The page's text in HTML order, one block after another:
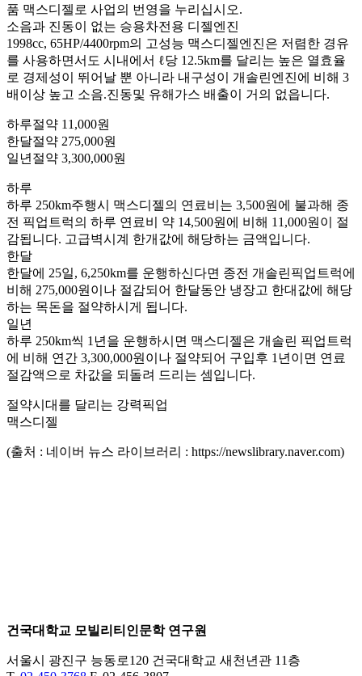
품 맥스디젤로 사업의 번영을 누리십시오.
소음과 진동이 없는 승용차전용 디젤엔진
1998cc, 65HP/4400rpm의 고성능 맥스디젤엔진은 저렴한 경유
를 사용하면서도 시내에서 ℓ당 12.5km를 달리는 높은 열효율
로 경제성이 뛰어날 뿐 아니라 내구성이 개솔린엔진에 비해 3
배이상 높고 소음.진동및 유해가스 배출이 거의 없읍니다.
하루절약 11,000원
한달절약 275,000원
일년절약 3,300,000원
하루
하루 250km주행시 맥스디젤의 연료비는 3,500원에 불과해 종
전 픽업트럭의 하루 연료비 약 14,500원에 비해 11,000원이 절
감됩니다. 고급벽시계 한개값에 해당하는 금액입니다.
한달
한달에 25일, 6,250km를 운행하신다면 종전 개솔린픽업트럭에
비해 275,000원이나 절감되어 한달동안 냉장고 한대값에 해당
하는 목돈을 절약하시게 됩니다.
일년
하루 250km씩 1년을 운행하시면 맥스디젤은 개솔린 픽업트럭
에 비해 연간 3,300,000원이나 절약되어 구입후 1년이면 연료
절감액으로 차값을 되돌려 드리는 셈입니다.
절약시대를 달리는 강력픽업
맥스디젤
(출처 : 네이버 뉴스 라이브러리 : https://newslibrary.naver.com)
건국대학교 모빌리티인문학 연구원
서울시 광진구 능동로120 건국대학교 새천년관 11층